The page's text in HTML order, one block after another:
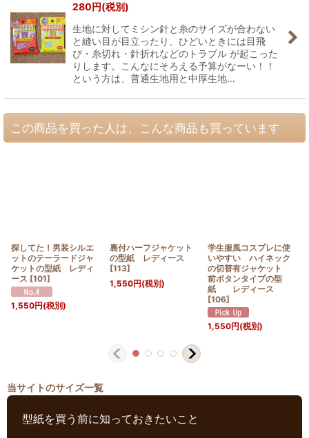
280円(税別)
生地に対してミシン針と糸のサイズが合わない
と縫い目が目立ったり、ひどいときには目飛
び・糸切れ・針折れなどのトラブル が起こった
りします。こんなにそろえる予算がなーい！！
という方は、普通生地用と中厚生地…
この商品を買った人は、こんな商品も買っています
探してた！男装シルエ
ットのテーラードジャ
ケットの型紙 レディ
ース [101]
1,550円(税別)
裏付ハーフジャケット
の型紙 レディース
[113]
1,550円(税別)
学生服風コスプレに使
いやすい ハイネック
の切替有ジャケット
前ボタンタイプの型
紙 レディース
[106]
1,550円(税別)
当サイトのサイズ一覧
型紙を買う前に知っておきたいこと